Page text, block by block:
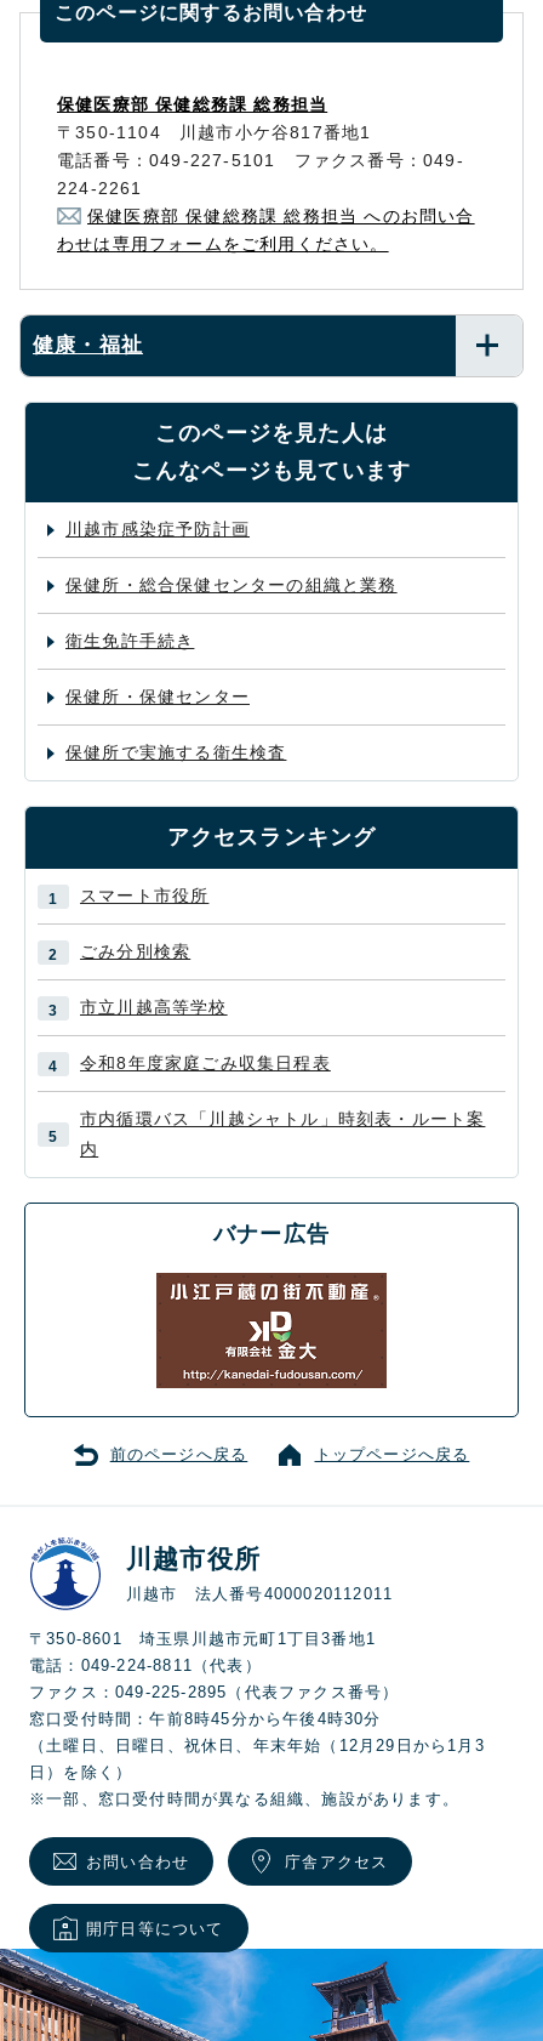
このページに関するお問い合わせ
保健医療部 保健総務課 総務担当
〒350-1104 川越市小ケ谷817番地1
電話番号：049-227-5101 ファクス番号：049-
224-2261
保健医療部 保健総務課 総務担当 へのお問い合
わせは専用フォームをご利用ください。
健康・福祉
このページを見た人は
こんなページも見ています
川越市感染症予防計画
保健所・総合保健センターの組織と業務
衛生免許手続き
保健所・保健センター
保健所で実施する衛生検査
アクセスランキング
スマート市役所
ごみ分別検索
市立川越高等学校
令和8年度家庭ごみ収集日程表
市内循環バス「川越シャトル」時刻表・ルート案
内
バナー広告
前のページへ戻る トップページへ戻る
川越市役所
川越市 法人番号4000020112011
〒350-8601 埼玉県川越市元町1丁目3番地1
電話：049-224-8811（代表）
ファクス：049-225-2895（代表ファクス番号）
窓口受付時間：午前8時45分から午後4時30分
（土曜日、日曜日、祝休日、年末年始（12月29日から1月3
日）を除く）
※一部、窓口受付時間が異なる組織、施設があります。
お問い合わせ 庁舎アクセス
開庁日等について